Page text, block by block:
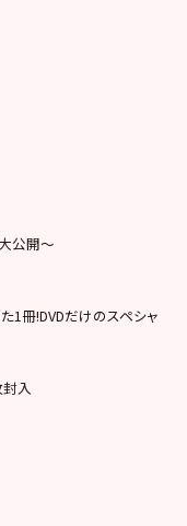
公開～
1冊!DVDだけのスペシャ
封入